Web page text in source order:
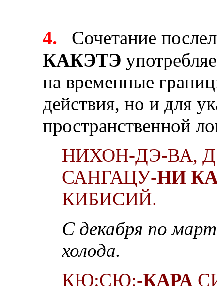
4. Сочетание
КАКЭТЭ
на временные
действия, но и для
пространственной
НИХОН-ДЭ-ВА,
САНГАЦУ-НИ
КИБИСИЙ.
С декабря по
холода.
КЮ:СЮ:-КАРА